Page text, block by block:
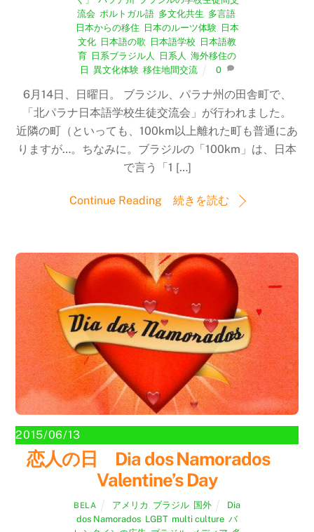
流会 ポルトガル語, 多文化共生 多言語,
日本からの移住 日本のルーツ体験, 日本
文化 日本語の歌 日本語学校 日本語教
育 日系ブラジル人 日系人 海外移住の
日 ,異文化体験 ,移住地間交流 0
6月14日、日曜日。 ブラジル、パラナ州の田舎町で、
「北パラナ日本語学校生徒交流会」が行われました。
近隣の町（といっても、100km以上離れた町も普通にあ
りますが…。ちなみに。ブラジルの「100km」は、日本
で言う「1 […]
Continue Reading 続きを読む
2015/06/13
恋人の日 Dia dos Namorados
Valentine’s Day
BELA アメリカ ブラジル, 国外
Dia
dos Namorados LGBT, multi culture バ